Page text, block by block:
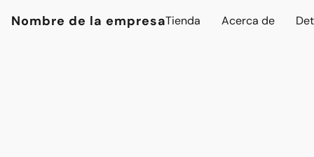
Nombre de la empresaTienda Acerca de